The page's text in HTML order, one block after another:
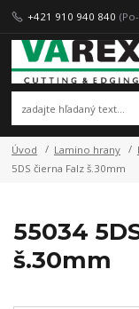
+421 910 940 840
Úvod Lamino hrany
5DS čierna Falz š.30mm
55034
š.30mm